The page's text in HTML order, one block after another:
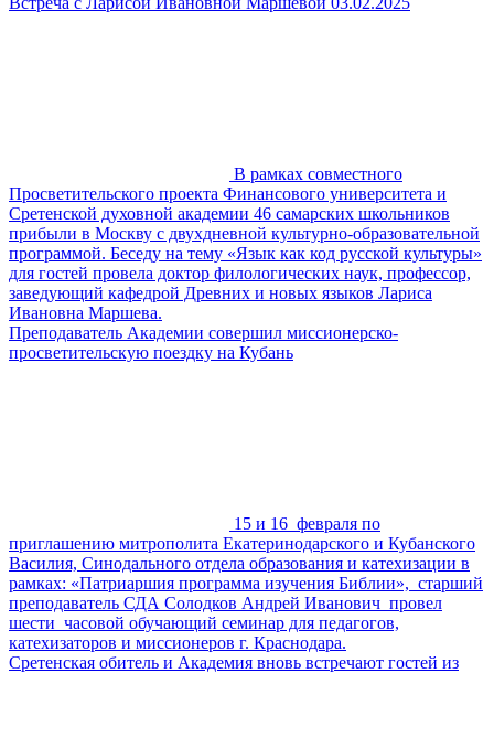
В рамках совместного
Просветительского проекта Финансового университета и
Сретенской духовной академии 46 самарских школьников
прибыли в Москву с двухдневной культурно-образовательной
программой. Беседу на тему «Язык как код русской культуры»
для гостей провела доктор филологических наук, профессор,
заведующий кафедрой Древних и новых языков Лариса
Ивановна Маршева.
Преподаватель Академии совершил миссионерско-
просветительскую поездку на Кубань
15 и 16 февраля по
приглашению митрополита Екатеринодарского и Кубанского
Василия, Синодального отдела образования и катехизации в
рамках: «Патриаршия программа изучения Библии», старший
преподаватель СДА Солодков Андрей Иванович провел
шести часовой обучающий семинар для педагогов,
катехизаторов и миссионеров г. Краснодара.
Сретенская обитель и Академия вновь встречают гостей из